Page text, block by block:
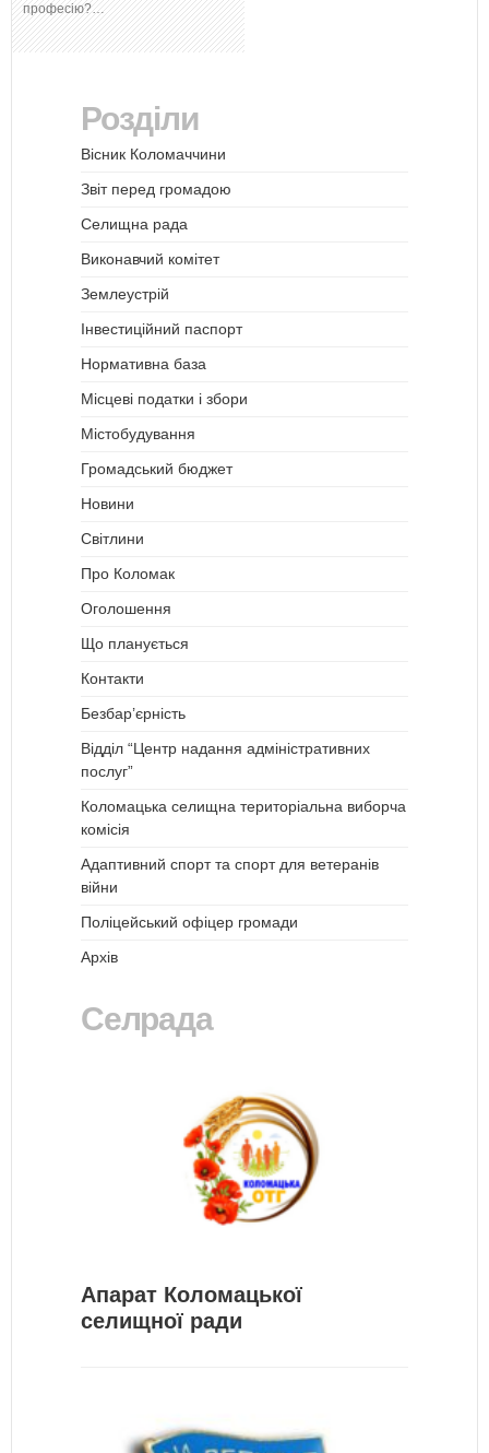
професію?…
Розділи
Вісник Коломаччини
Звіт перед громадою
Селищна рада
Виконавчий комітет
Землеустрій
Інвестиційний паспорт
Нормативна база
Місцеві податки і збори
Містобудування
Громадський бюджет
Новини
Світлини
Про Коломак
Оголошення
Що планується
Контакти
Безбар’єрність
Відділ “Центр надання адміністративних
послуг”
Коломацька селищна територіальна виборча
комісія
Адаптивний спорт та спорт для ветеранів
війни
Поліцейський офіцер громади
Архів
Селрада
Апарат Коломацької
селищної ради